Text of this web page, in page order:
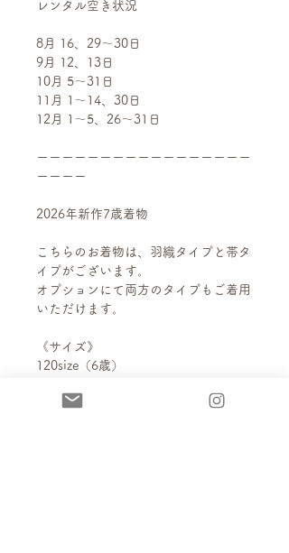
レンタル空き状況
8月 16、29〜30日
9月 12、13日
10月 5〜31日
11月 1〜14、30日
12月 1〜5、26〜31日
ーーーーーーーーーーーーーーーーー
ーーーー
2026年新作7歳着物
こちらのお着物は、羽織タイプと帯タ
イプがございます。
オプションにて両方のタイプもご着用
いただけます。
《サイズ》
120size（6歳）
着用いただけます。